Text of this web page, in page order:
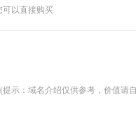
可以直接购买
(提示：域名介绍仅供参考，价值请